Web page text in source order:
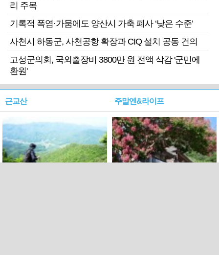
리 주목
기록적 폭염·가뭄에도 양산시 가축 폐사 ‘낮은 수준’
사천시 하동군, 사천공항 확장과 CIQ 설치 공동 건의
고성군의회, 국외출장비 3800만 원 전액 삭감 '군민에
환원'
근교산 주말엔&라이프